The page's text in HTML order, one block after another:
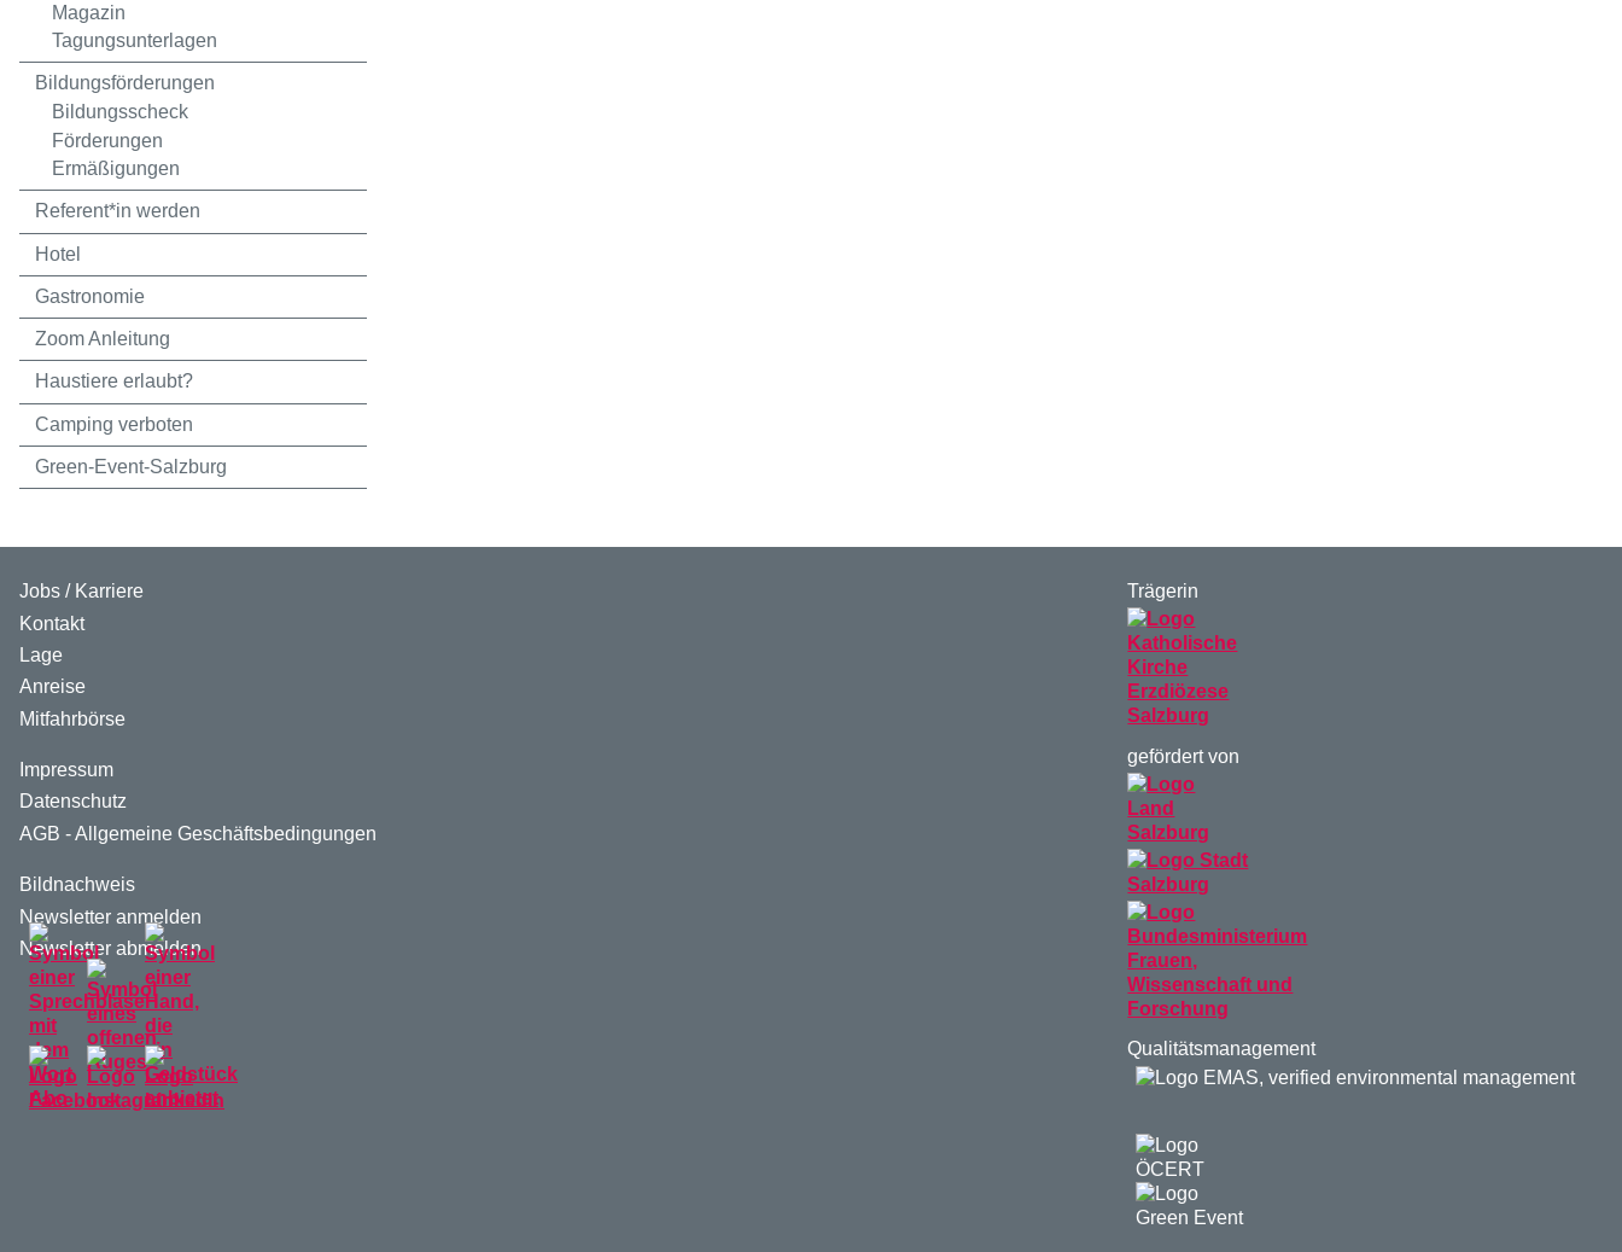
Magazin
Tagungsunterlagen
Bildungsförderungen
Bildungsscheck
Förderungen
Ermäßigungen
Referent*in werden
Hotel
Gastronomie
Zoom Anleitung
Haustiere erlaubt?
Camping verboten
Green-Event-Salzburg
Jobs / Karriere
Kontakt
Lage
Anreise
Mitfahrbörse
Impressum
Datenschutz
AGB - Allgemeine Geschäftsbedingungen
Bildnachweis
Newsletter anmelden
Newsletter abmelden
Trägerin
gefördert von
Qualitätsmanagement